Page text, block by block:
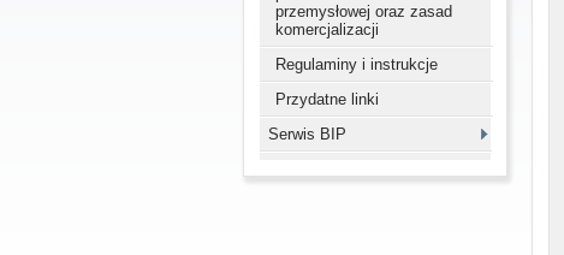
przemysłowej oraz zasad
komercjalizacji
Regulaminy i instrukcje
Przydatne linki
Serwis BIP